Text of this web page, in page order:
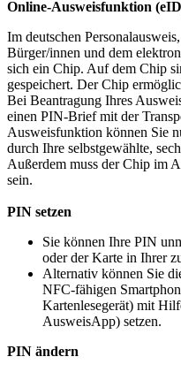
Online-Ausweisfunktion
Im deutschen
Bürger/innen und dem
sich ein Chip. Auf dem Chip
gespeichert. Der Chip
Bei Beantragung Ihres
einen PIN-Brief mit der
Ausweisfunktion können Sie
durch Ihre selbstgewählte,
Außerdem muss der Chip im
sein.
PIN setzen
Sie können Ihre PIN
oder der Karte in Ihrer
Alternativ können Sie
NFC-fähigen
Kartenlesegerät) mit
AusweisApp) setzen.
PIN ändern